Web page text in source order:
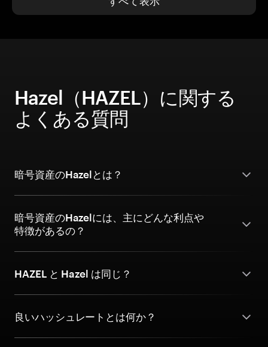
Hazel（HAZEL）に関する
よくある質問
暗号資産のHazelとは？
暗号資産のHazelには、主にどんな利点や
特徴があるの？
HAZEL と Hazel は同じ？
良いハッシュレートとは何か？